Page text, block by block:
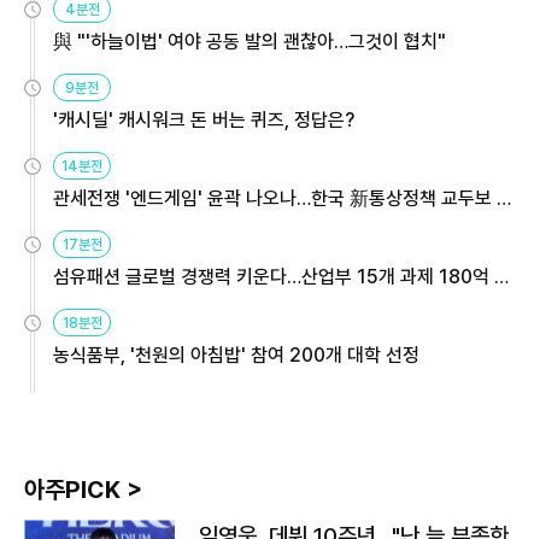
4분전
與 "'하늘이법' 여야 공동 발의 괜찮아…그것이 협치"
9분전
'캐시딜' 캐시워크 돈 버는 퀴즈, 정답은?
14분전
관세전쟁 '엔드게임' 윤곽 나오나…한국 新통상정책 교두보 활
용해야
17분전
섬유패션 글로벌 경쟁력 키운다…산업부 15개 과제 180억 지
원
18분전
농식품부, '천원의 아침밥' 참여 200개 대학 선정
아주PICK >